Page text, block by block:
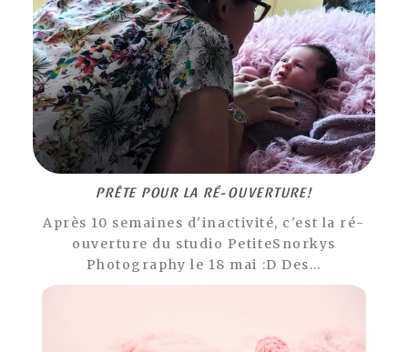
PRÊTE POUR LA RÉ-OUVERTURE!
Après 10 semaines d'inactivité, c'est la ré-
ouverture du studio PetiteSnorkys
Photography le 18 mai :D Des…